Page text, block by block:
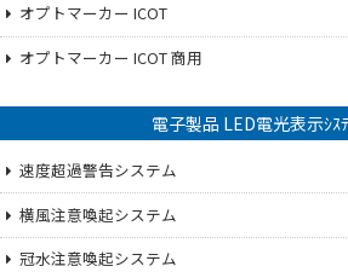
オプトマーカー ICOT
オプトマーカー ICOT 商用
電子製品 LED電光表示ｼｽ
速度超過警告システム
横風注意喚起システム
冠水注意喚起システム